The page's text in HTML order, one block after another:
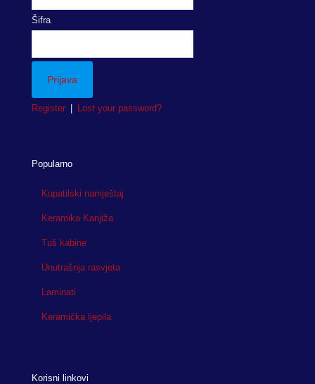
Šifra
Register Lost your password?
Popularno
Kupatilski namještaj
Keramika Kanjiža
Tuš kabine
Unutrašnja rasvjeta
Laminati
Keramička ljepila
Korisni linkovi